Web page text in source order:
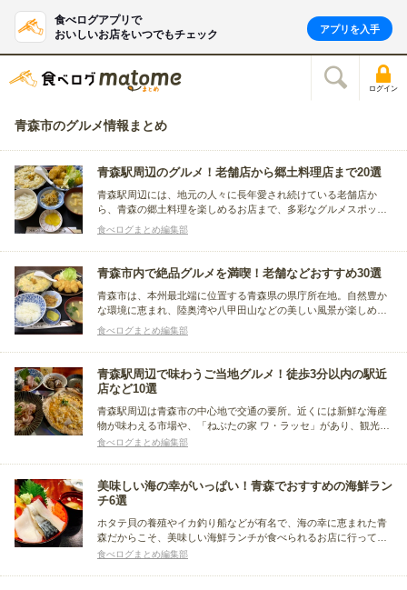
食べログアプリで
おいしいお店をいつでもチェック
アプリを入手
ログイン
青森市のグルメ情報まとめ
青森駅周辺のグルメ！老舗店から郷土料理店まで20選
青森駅周辺には、地元の人々に長年愛され続けている老舗店か
ら、青森の郷土料理を楽しめるお店まで、多彩なグルメスポット
が勢揃いしています。青森ならではの新鮮な魚介や、野菜をふん
だんに使った料理、深い味わいが魅力のご当地グルメなど幅広く
まとめました。
食べログまとめ編集部
青森市内で絶品グルメを満喫！老舗などおすすめ30選
青森市は、本州最北端に位置する青森県の県庁所在地。自然豊か
な環境に恵まれ、陸奥湾や八甲田山などの美しい風景が楽しめま
す。また、新鮮な海産物やりんごなどの特産品も魅力で、四季
折々の食材を生かしたグルメが楽しめる街です。今回はその青森
市で絶、品グルメを味わえる老舗や人気店をまとめました。
食べログまとめ編集部
青森駅周辺で味わうご当地グルメ！徒歩3分以内の駅近
店など10選
青森駅周辺は青森市の中心地で交通の要所。近くには新鮮な海産
物が味わえる市場や、「ねぶたの家 ワ・ラッセ」があり、観光や
ビジネスに便利なホテルや飲食店も多いエリアです。今回はその
食べログまとめ編集部
美味しい海の幸がいっぱい！青森でおすすめの海鮮ラン
チ6選
ホタテ貝の養殖やイカ釣り船などが有名で、海の幸に恵まれた青
森だからこそ、美味しい海鮮ランチが食べられるお店に行ってみ
たいと思いませんか？そこで食べログのレビュアーがおすすめす
食べログまとめ編集部